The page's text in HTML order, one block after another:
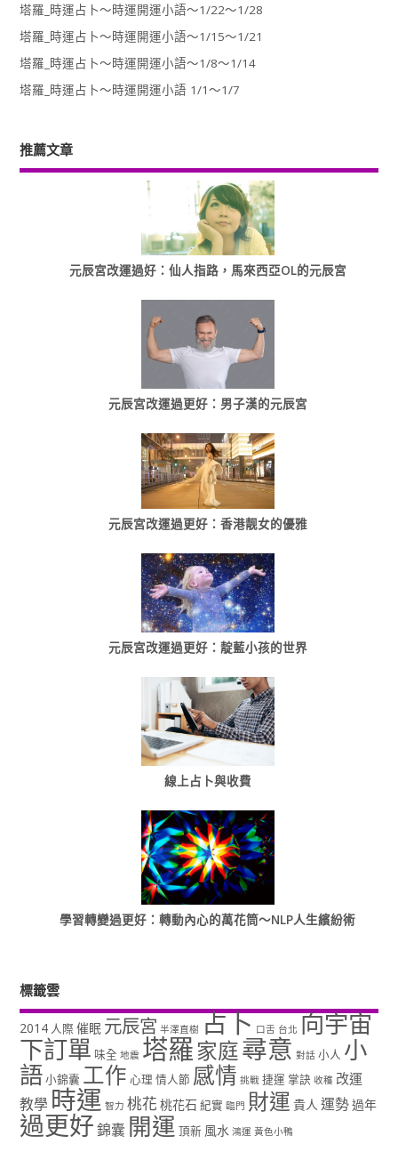
塔羅_時運占卜～時運開運小語～1/22～1/28
塔羅_時運占卜～時運開運小語～1/15～1/21
塔羅_時運占卜～時運開運小語～1/8～1/14
塔羅_時運占卜～時運開運小語 1/1～1/7
推薦文章
元辰宮改運過好：仙人指路，馬來西亞OL的元辰宮
元辰宮改運過更好：男子漢的元辰宮
元辰宮改運過更好：香港靓女的優雅
元辰宮改運過更好：靛藍小孩的世界
線上占卜與收費
學習轉變過更好：轉動內心的萬花筒～NLP人生繽紛術
標籤雲
2014 人際 催眠 元辰宮 半澤直樹 占卜 口舌 台北 向宇宙
下訂單 味全 地震 塔羅家庭尋意 對話 小人 小
語小錦囊 工作 心理 情人節 感情 挑戰 捷運 掌訣 收穫 改運
教學 時運 智力 桃花 桃花石 紀實 臨門 財運 貴人 運勢過年
過更好錦囊 開運 頂新 風水 鴻運 黃色小鴨